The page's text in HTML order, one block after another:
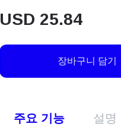
USD 25.84
장바구니 담기
주요 기능 설명